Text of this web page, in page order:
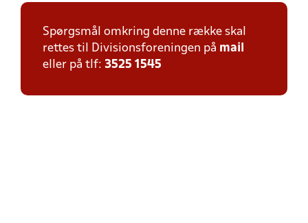
Spørgsmål omkring denne række skal
rettes til Divisionsforeningen på mail
eller på tlf: 3525 1545